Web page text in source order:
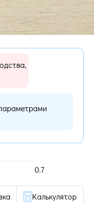
0.7
Калькулятор